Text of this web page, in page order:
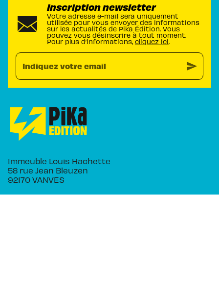
Inscription newsletter
Votre adresse e-mail sera uniquement
utilisée pour vous envoyer des informations
sur les actualités de Pika Édition. Vous
pouvez vous désinscrire à tout moment.
Pour plus d’informations, cliquez ici.
Indiquez votre email send
Immeuble Louis Hachette
58 rue Jean Bleuzen
92170 VANVES